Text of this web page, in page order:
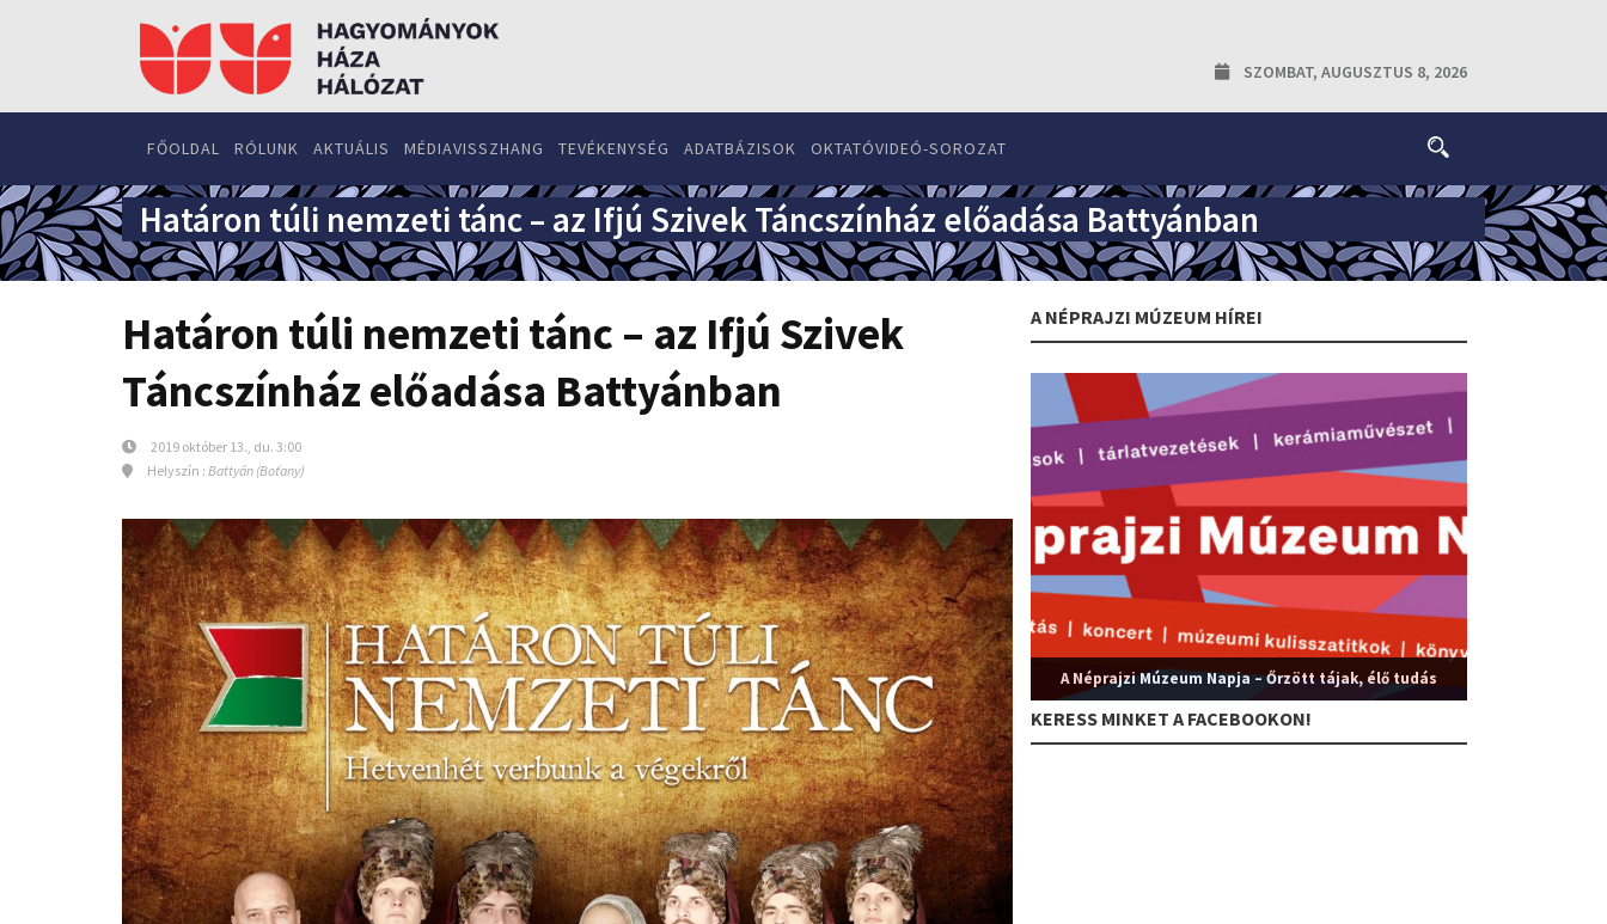
SZOMBAT, AUGUSZTUS 8, 2026
FŐOLDAL RÓLUNK AKTUÁLIS MÉDIAVISSZHANG TEVÉKENYSÉG ADATBÁZISOK OKTATÓVIDEÓ-SOROZAT
Határon túli nemzeti tánc – az Ifjú Szivek Táncszínház előadása Battyánban
Határon túli nemzeti tánc – az Ifjú Szivek
Táncszínház előadása Battyánban
2019 október 13., du. 3:00
Helyszín : Battyán (Boťany)
A NÉPRAJZI MÚZEUM HÍREI
A Néprajzi Múzeum Napja – Őrzött tájak, élő tudás
KERESS MINKET A FACEBOOKON!